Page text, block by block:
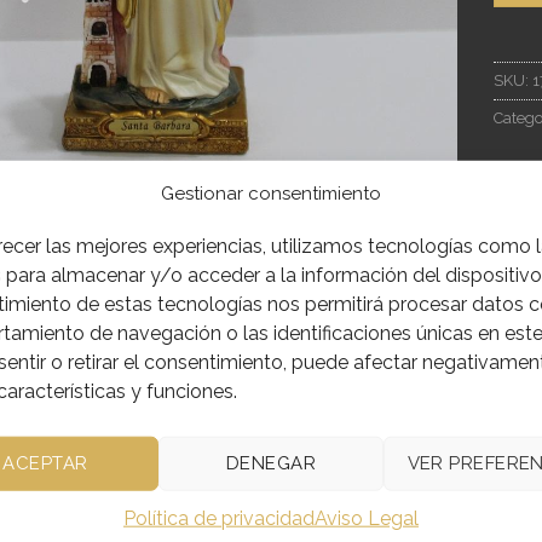
Gestionar consentimiento
las mejores experiencias, utilizamos tecnologías como
para almacenar y/o acceder a la información del
de estas tecnologías nos permitirá procesar datos
de navegación o las identificaciones únicas en
o retirar el consentimiento, puede afectar
y funciones.
ACEPTAR DENEGAR VER
Política de privacidadAviso Legal
SKU:
INFORMACIÓN ADICIONAL
EN RESINA POLICROMADA
RELACIONADOS